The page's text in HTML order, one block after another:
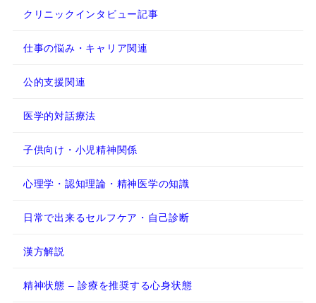
クリニックインタビュー記事
仕事の悩み・キャリア関連
公的支援関連
医学的対話療法
子供向け・小児精神関係
心理学・認知理論・精神医学の知識
日常で出来るセルフケア・自己診断
漢方解説
精神状態 – 診療を推奨する心身状態